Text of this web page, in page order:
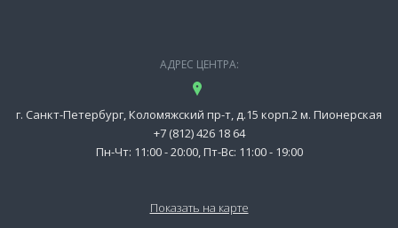
АДРЕС ЦЕНТРА:
г. Санкт-Петербург, Коломяжский пр-т, д.15 корп.2 м. Пионерская
+7 (812) 426 18 64
Пн-Чт: 11:00 - 20:00, Пт-Вс: 11:00 - 19:00
Показать на карте